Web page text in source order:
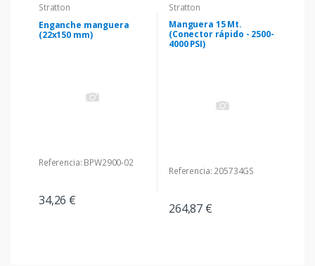
Stratton
Enganche manguera
(22x150 mm)
Referencia: BPW2900-02
34,26 €
Stratton
Manguera 15 Mt.
(Conector rápido - 2500-
4000 PSI)
Referencia: 205734GS
264,87 €